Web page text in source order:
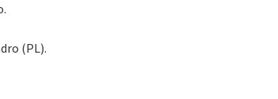
(PL).